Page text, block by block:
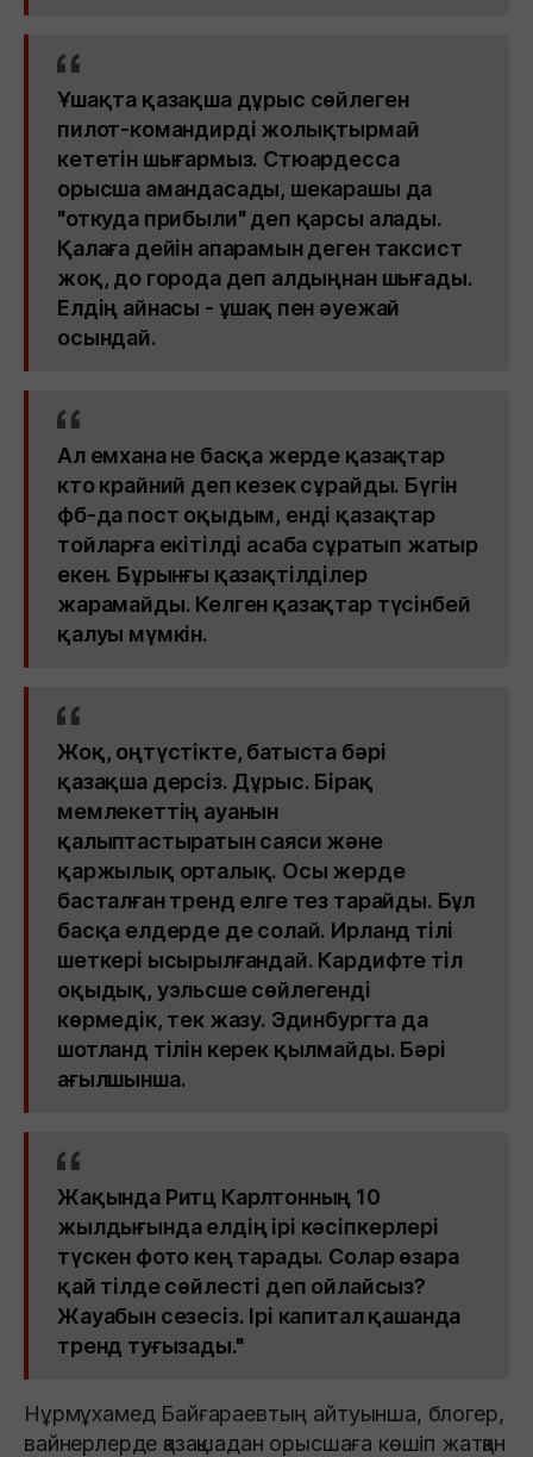
Ұшақта қазақша дұрыс сөйлеген
пилот-командирді жолықтырмай
кететін шығармыз. Стюардесса
орысша амандасады, шекарашы да
"откуда прибыли" деп қарсы алады.
Қалаға дейін апарамын деген таксист
жоқ, до города деп алдыңнан шығады.
Елдің айнасы - ұшақ пен әуежай
осындай.
Ал емхана не басқа жерде қазақтар
кто крайний деп кезек сұрайды. Бүгін
фб-да пост оқыдым, енді қазақтар
тойларға екітілді асаба сұратып жатыр
екен. Бұрынғы қазақтілділер
жарамайды. Келген қазақтар түсінбей
қалуы мүмкін.
Жоқ, оңтүстікте, батыста бәрі
қазақша дерсіз. Дұрыс. Бірақ
мемлекеттің ауанын
қалыптастыратын саяси және
қаржылық орталық. Осы жерде
басталған тренд елге тез тарайды. Бұл
басқа елдерде де солай. Ирланд тілі
шеткері ысырылғандай. Кардифте тіл
оқыдық, уэльсше сөйлегенді
көрмедік, тек жазу. Эдинбургта да
шотланд тілін керек қылмайды. Бәрі
ағылшынша.
Жақында Ритц Карлтонның 10
жылдығында елдің ірі кәсіпкерлері
түскен фото кең тарады. Солар өзара
қай тілде сөйлесті деп ойлайсыз?
Жауабын сезесіз. Ірі капитал қашанда
тренд туғызады."
Нұрмұхамед Байғараевтың айтуынша, блогер,
вайнерлерде қазақшадан орысшаға көшіп жатқан